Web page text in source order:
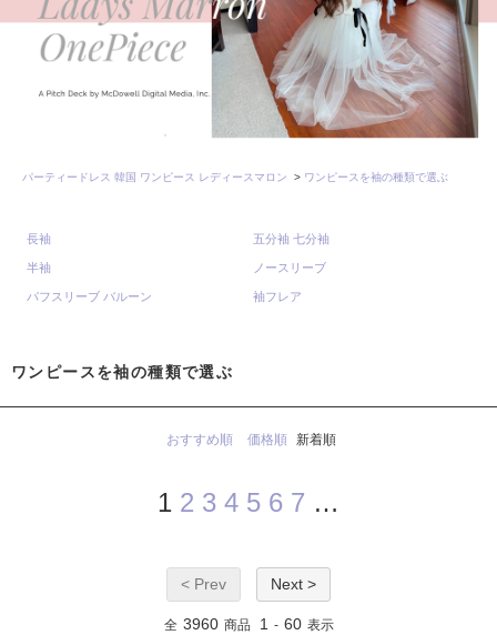
パーティードレス 韓国 ワンピース レディースマロン > ワンピースを袖の種類で選ぶ
長袖 五分袖 七分袖
半袖 ノースリーブ
パフスリーブ バルーン 袖フレア
ワンピースを袖の種類で選ぶ
おすすめ順 価格順 新着順
1 2 3 4 5 6 7 …
< Prev Next >
全 3960 商品 1 - 60 表示